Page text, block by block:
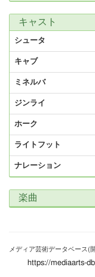
キャスト
シュータ
キャブ
ミネルバ
ジンライ
ホーク
ライトフット
ナレーション
楽曲
メディア芸術データベース(
https://mediaarts-